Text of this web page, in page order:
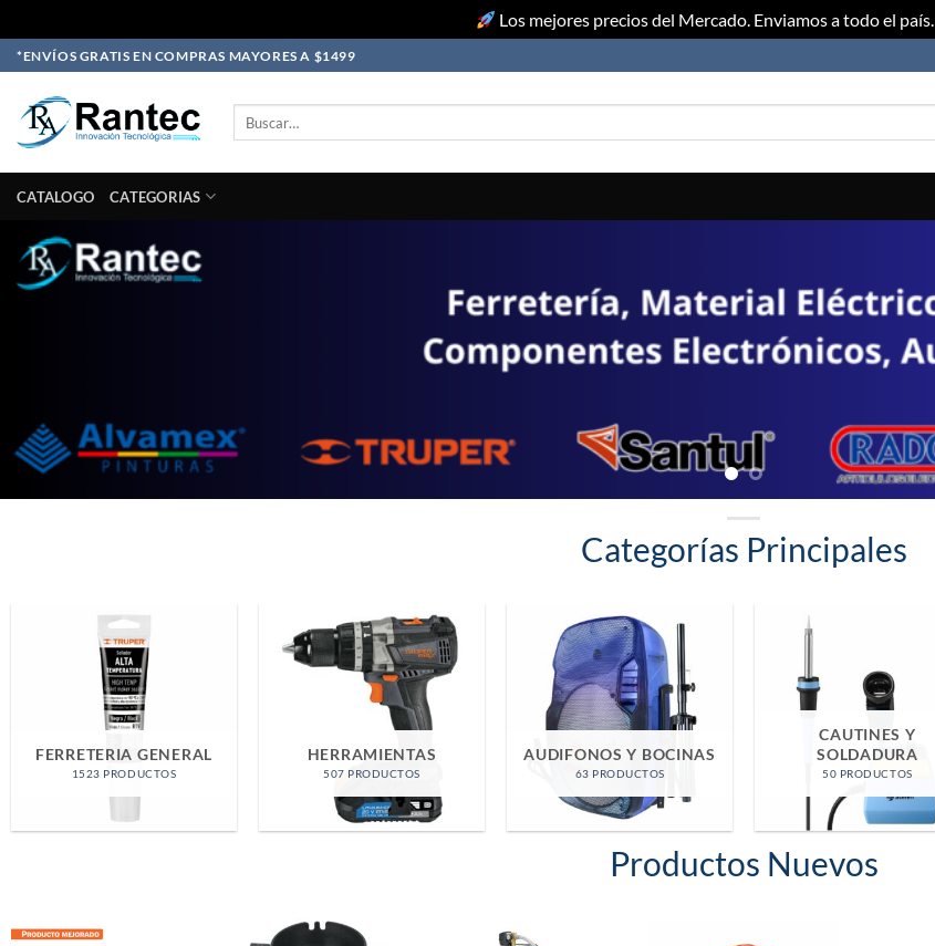
Los mejores precios del Mercado. Enviamos a todo el país.
Skip
to
content
*ENVÍOS GRATIS EN COMPRAS MAYORES A $1499
CATALOGO CATEGORIAS
Categorías Principales
ENERGIA
293 PRODUCTOS
COMPONENTES
ELECTRONICOS
709 PRODUCTOS
CASA Y OFICINA
39 PRODUCTOS
EQUIPO DE MEDICION
12 PRODUCTOS
Productos Nuevos